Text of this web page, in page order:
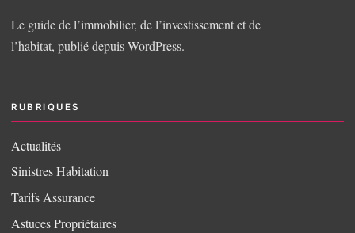
Le guide de l’immobilier, de l’investissement et de
l’habitat, publié depuis WordPress.
RUBRIQUES
Actualités
Sinistres Habitation
Tarifs Assurance
Astuces Propriétaires